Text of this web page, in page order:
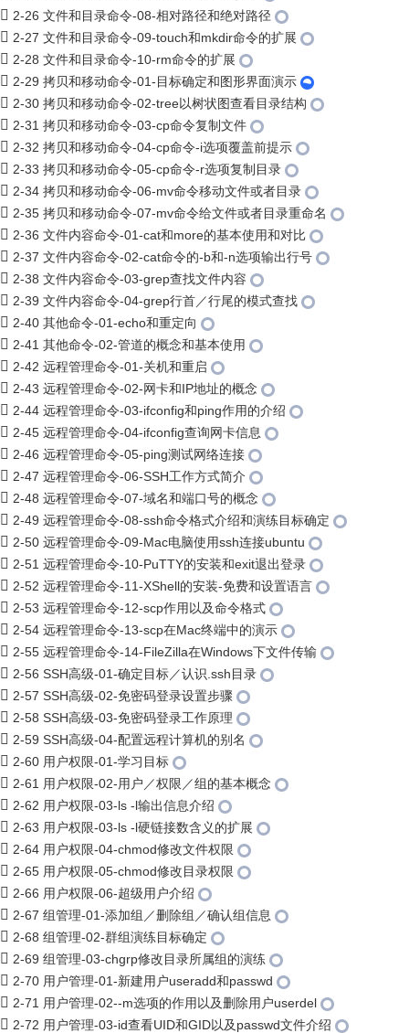
2-26 文件和目录命令-08-相对路径和绝对路径
2-27 文件和目录命令-09-touch和mkdir命令的扩展
2-28 文件和目录命令-10-rm命令的扩展
2-29 拷贝和移动命令-01-目标确定和图形界面演示
2-30 拷贝和移动命令-02-tree以树状图查看目录结构
2-31 拷贝和移动命令-03-cp命令复制文件
2-32 拷贝和移动命令-04-cp命令-i选项覆盖前提示
2-33 拷贝和移动命令-05-cp命令-r选项复制目录
2-34 拷贝和移动命令-06-mv命令移动文件或者目录
2-35 拷贝和移动命令-07-mv命令给文件或者目录重命名
2-36 文件内容命令-01-cat和more的基本使用和对比
2-37 文件内容命令-02-cat命令的-b和-n选项输出行号
2-38 文件内容命令-03-grep查找文件内容
2-39 文件内容命令-04-grep行首／行尾的模式查找
2-40 其他命令-01-echo和重定向
2-41 其他命令-02-管道的概念和基本使用
2-42 远程管理命令-01-关机和重启
2-43 远程管理命令-02-网卡和IP地址的概念
2-44 远程管理命令-03-ifconfig和ping作用的介绍
2-45 远程管理命令-04-ifconfig查询网卡信息
2-46 远程管理命令-05-ping测试网络连接
2-47 远程管理命令-06-SSH工作方式简介
2-48 远程管理命令-07-域名和端口号的概念
2-49 远程管理命令-08-ssh命令格式介绍和演练目标确定
2-50 远程管理命令-09-Mac电脑使用ssh连接ubuntu
2-51 远程管理命令-10-PuTTY的安装和exit退出登录
2-52 远程管理命令-11-XShell的安装-免费和设置语言
2-53 远程管理命令-12-scp作用以及命令格式
2-54 远程管理命令-13-scp在Mac终端中的演示
2-55 远程管理命令-14-FileZilla在Windows下文件传输
2-56 SSH高级-01-确定目标／认识.ssh目录
2-57 SSH高级-02-免密码登录设置步骤
2-58 SSH高级-03-免密码登录工作原理
2-59 SSH高级-04-配置远程计算机的别名
2-60 用户权限-01-学习目标
2-61 用户权限-02-用户／权限／组的基本概念
2-62 用户权限-03-ls -l输出信息介绍
2-63 用户权限-03-ls -l硬链接数含义的扩展
2-64 用户权限-04-chmod修改文件权限
2-65 用户权限-05-chmod修改目录权限
2-66 用户权限-06-超级用户介绍
2-67 组管理-01-添加组／删除组／确认组信息
2-68 组管理-02-群组演练目标确定
2-69 组管理-03-chgrp修改目录所属组的演练
2-70 用户管理-01-新建用户useradd和passwd
2-71 用户管理-02--m选项的作用以及删除用户userdel
2-72 用户管理-03-id查看UID和GID以及passwd文件介绍